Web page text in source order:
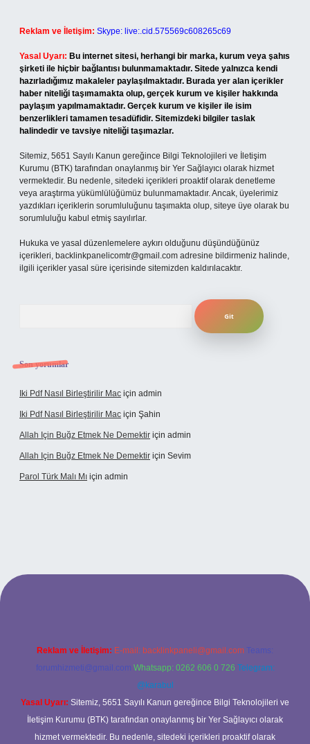
Reklam ve İletişim: Skype: live:.cid.575569c608265c69
Yasal Uyarı: Bu internet sitesi, herhangi bir marka, kurum veya şahıs
şirketi ile hiçbir bağlantısı bulunmamaktadır. Sitede yalnızca kendi
hazırladığımız makaleler paylaşılmaktadır. Burada yer alan içerikler
haber niteliği taşımamakta olup, gerçek kurum ve kişiler hakkında
paylaşım yapılmamaktadır. Gerçek kurum ve kişiler ile isim
benzerlikleri tamamen tesadüfidir. Sitemizdeki bilgiler taslak
halindedir ve tavsiye niteliği taşımazlar.
Sitemiz, 5651 Sayılı Kanun gereğince Bilgi Teknolojileri ve İletişim
Kurumu (BTK) tarafından onaylanmış bir Yer Sağlayıcı olarak hizmet
vermektedir. Bu nedenle, sitedeki içerikleri proaktif olarak denetleme
veya araştırma yükümlülüğümüz bulunmamaktadır. Ancak, üyelerimiz
yazdıkları içeriklerin sorumluluğunu taşımakta olup, siteye üye olarak bu
sorumluluğu kabul etmiş sayılırlar.
Hukuka ve yasal düzenlemelere aykırı olduğunu düşündüğünüz
içerikleri, backlinkpanelicomtr@gmail.com adresine bildirmeniz halinde,
ilgili içerikler yasal süre içerisinde sitemizden kaldırılacaktır.
Son yorumlar
Iki Pdf Nasıl Birleştirilir Mac için admin
Iki Pdf Nasıl Birleştirilir Mac için Şahin
Allah Için Buğz Etmek Ne Demektir için admin
Allah Için Buğz Etmek Ne Demektir için Sevim
Parol Türk Malı Mı için admin
Reklam ve İletişim: E-mail: backlinkpaneli@gmail.com Teams:
forumhizmeti@gmail.com Whatsapp: 0262 606 0 726 Telegram:
@karabul
Yasal Uyarı: Sitemiz, 5651 Sayılı Kanun gereğince Bilgi Teknolojileri ve
İletişim Kurumu (BTK) tarafından onaylanmış bir Yer Sağlayıcı olarak
hizmet vermektedir. Bu nedenle, sitedeki içerikleri proaktif olarak